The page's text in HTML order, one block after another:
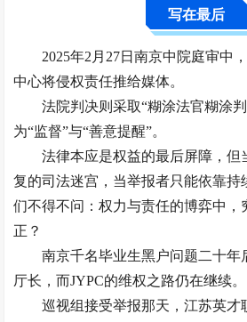
写在最后
2025年2月27日南京中院庭审中
中心将侵权责任推给媒体。
法院判决则采取“糊涂法官糊涂
为“监督”与“善意提醒”。
法律本应是权益的最后屏障，但
复的司法迷宫，当举报者只能依靠持
们不得不问：权力与责任的博弈中，
正？
南京千名毕业生黑户问题二十年
厅长，而JYPC的维权之路仍在继续。
巡视组接受举报那天，江苏英才